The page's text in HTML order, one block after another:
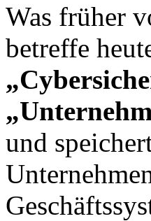
Was früher
betreffe
und